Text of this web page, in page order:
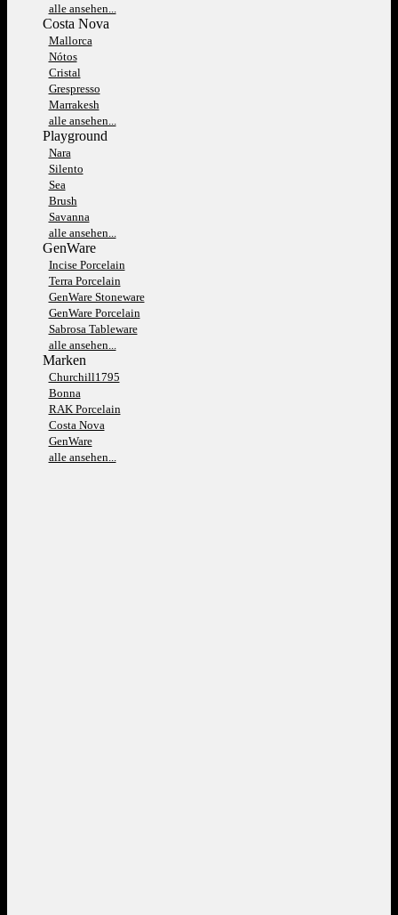
alle ansehen...
Costa Nova
Mallorca
Nótos
Cristal
Grespresso
Marrakesh
alle ansehen...
Playground
Nara
Silento
Sea
Brush
Savanna
alle ansehen...
GenWare
Incise Porcelain
Terra Porcelain
GenWare Stoneware
GenWare Porcelain
Sabrosa Tableware
alle ansehen...
Marken
Churchill1795
Bonna
RAK Porcelain
Costa Nova
GenWare
alle ansehen...